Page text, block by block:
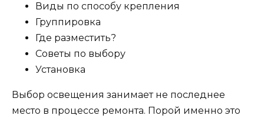
Виды по способу крепления
Группировка
Где разместить?
Советы по выбору
Установка
Выбор освещения занимает не последнее
место в процессе ремонта. Порой именно это